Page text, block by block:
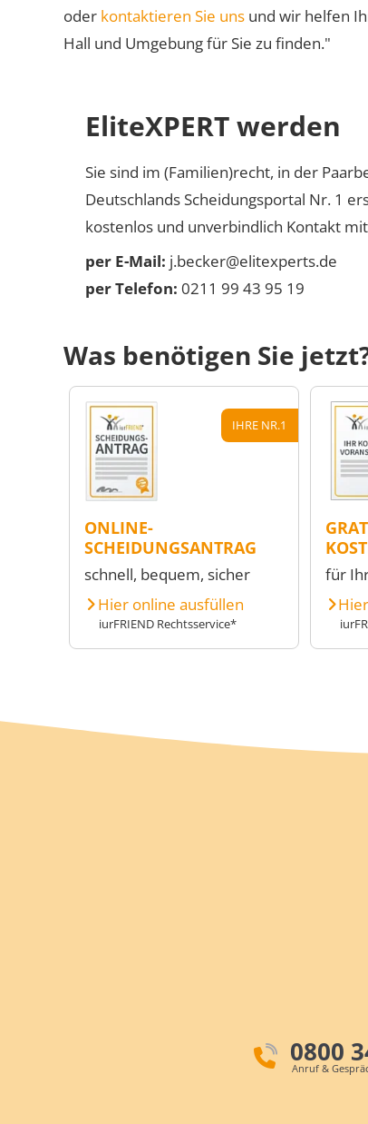
oder kontaktieren Sie uns und wir helfen
Hall und Umgebung für Sie zu finden."
EliteXPERT werden
Sie sind im (Familien)recht, in der
Deutschlands Scheidungsportal Nr. 1
kostenlos und unverbindlich Kontakt
per E-Mail: j.becker@elitexperts.de
per Telefon: 0211 99 43 95 19
Was benötigen Sie
IHRE NR.1
ONLINE-
SCHEIDUNGSANTRAG
schnell, bequem, sicher
Hier online ausfüllen
iurFRIEND Rechtsservice*
für
0800
Anruf &